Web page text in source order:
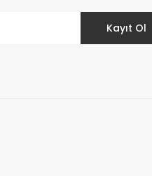
Kayıt Ol